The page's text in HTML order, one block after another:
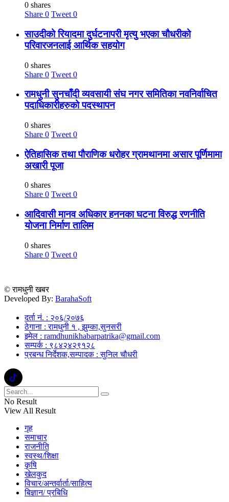
0 shares
Share 0 Tweet 0
साउदीको रियादमा दुर्घटनापरी मृत्यु भएका चौधरीको
परिवारजनलाई आर्थिक सहयोग
0 shares
Share 0 Tweet 0
रामधुनी सुनचाँदी व्यवसायी संघ नगर समितिका नवनिर्वाचित
पदाधिकारीहरुको पदस्थापन
0 shares
Share 0 Tweet 0
ऐतिहासिक तथा पौराणिक धरोहर ग्रामथानमा असार पूर्णिमामा
अखारी पूजा
0 shares
Share 0 Tweet 0
आदिवासी मानव अधिकार हननका घटना विरुद्ध रणनीति
योजना निर्माण तालिम
0 shares
Share 0 Tweet 0
© रामधुनी खबर
Developed By: BarahaSoft
दर्ता नं. : २०६/२०७६
ठेगाना : रामधुनी १ , झुम्का,सुनसरी
इमेल : ramdhunikhabarpatrika@gmail.com
सम्पर्क : ९८४२४२९१२८
प्रबन्ध निर्देशक,सम्पादक : सुनिल चौधरी
No Result
View All Result
गृह
समाचार
राजनीति
स्वस्थ/शिक्षा
कृषि
खेलकुद
विचार/अन्तर्वार्ता/साहित्य
बिज्ञान/ प्रबिधि